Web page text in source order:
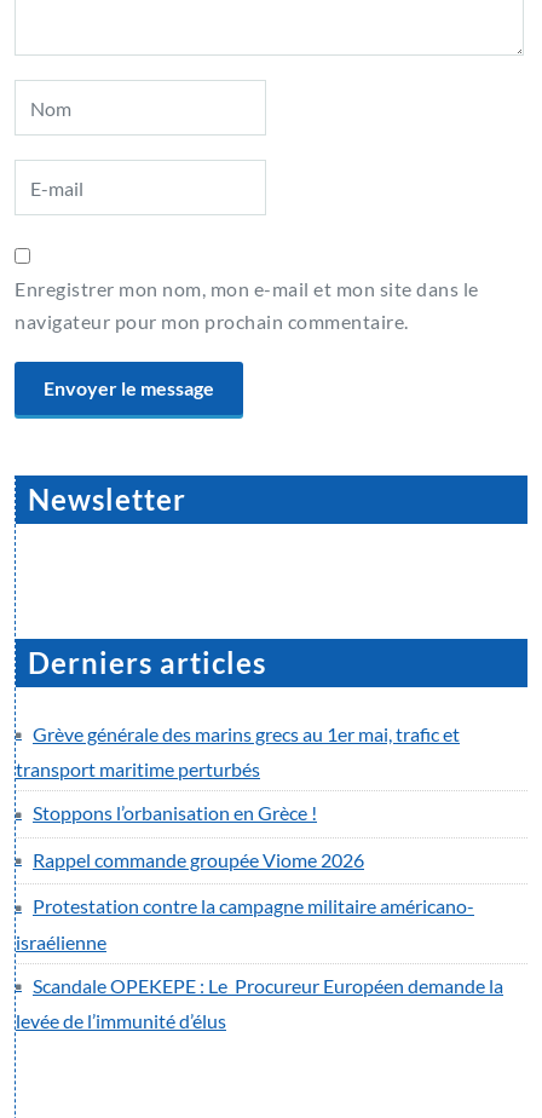
Enregistrer mon nom, mon e-mail et mon site dans le
navigateur pour mon prochain commentaire.
Newsletter
Derniers articles
Grève générale des marins grecs au 1er mai, trafic et
transport maritime perturbés
Stoppons l’orbanisation en Grèce !
Rappel commande groupée Viome 2026
Protestation contre la campagne militaire américano-
israélienne
Scandale OPEKEPE : Le Procureur Européen demande la
levée de l’immunité d’élus